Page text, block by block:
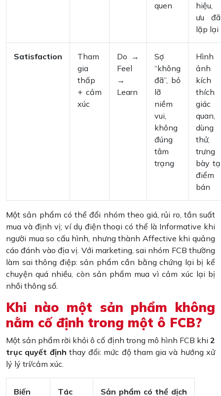
quen
hiệu,
ưu
lặp lại
Satisfaction
Tham
gia
thấp
+ cảm
xúc
Do →
Feel
→
Learn
Sợ
“không
đã”, bỏ
lỡ
niềm
vui,
không
đúng
tâm
trạng
Hình
ảnh
kích
thích
giác
quan,
dùng
thử,
trưng
bày
điểm
bán
Một sản phẩm có thể đổi nhóm theo giá, rủi ro, tần suất
mua và định vị; ví dụ điện thoại có thể là Informative khi
người mua so cấu hình, nhưng thành Affective khi quảng
cáo đánh vào địa vị. Với marketing, sai nhóm FCB thường
làm sai thông điệp: sản phẩm cần bằng chứng lại bị kể
chuyện quá nhiều, còn sản phẩm mua vì cảm xúc lại bị
nhồi thông số.
Khi nào một sản phẩm không
nằm cố định trong một ô FCB?
Một sản phẩm rời khỏi ô cố định trong mô hình FCB khi 2
trục quyết định thay đổi: mức độ tham gia và hướng xử
lý lý trí/cảm xúc.
Biến Tác Sản phẩm có thể dịch